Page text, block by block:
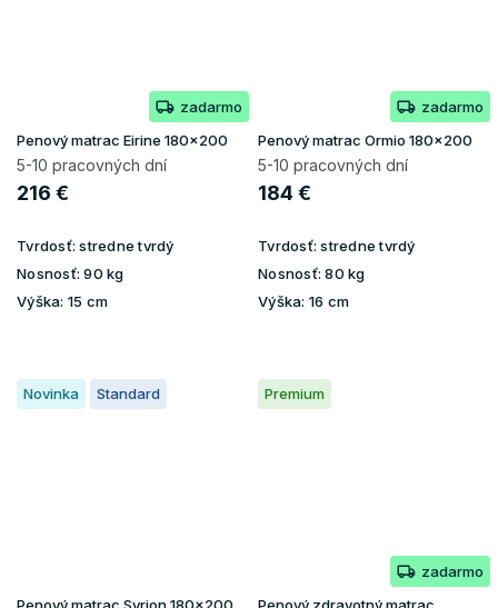
zadarmo
Penový matrac Eirine 180x200
5-10 pracovných dní
216 €
Tvrdosť: stredne tvrdý
Nosnosť: 90 kg
Výška: 15 cm
zadarmo
Penový matrac Ormio 180x200
5-10 pracovných dní
184 €
Tvrdosť: stredne tvrdý
Nosnosť: 80 kg
Výška: 16 cm
Novinka Standard
Penový matrac Syrion 180x200
Premium
zadarmo
Penový zdravotný matrac